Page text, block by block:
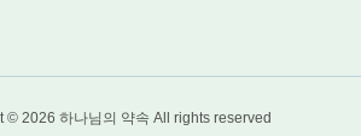
© 2026 하나님의 약속 All rights reserved